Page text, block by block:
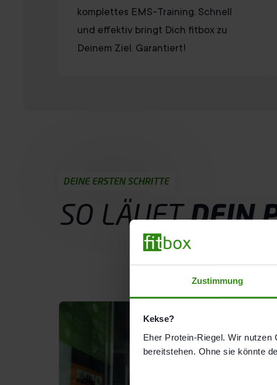
Zustimmung
Kekse?
Eher Protein-Riegel. Wir
bereitstehen. Ohne sie könnte
komplettes EMS-Training. Schnell
und effektiv bringt Dich fitbox zu
Deinem Ziel. Garantiert!
DEINE ERSTEN SCHRITTE
SO LÄUFT DEIN